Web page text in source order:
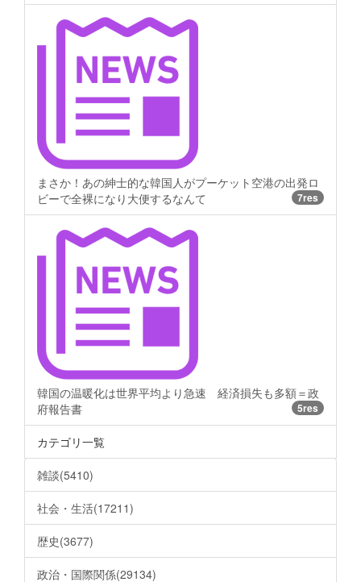
まさか！あの紳士的な韓国人がプーケット空港の出発ロ
ビーで全裸になり大便するなんて
7res
韓国の温暖化は世界平均より急速 経済損失も多額＝政
府報告書
5res
カテゴリ一覧
雑談(5410)
社会・生活(17211)
歴史(3677)
政治・国際関係(29134)